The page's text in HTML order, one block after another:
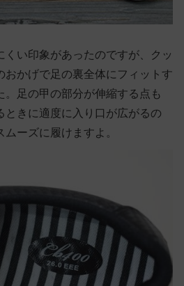
くい印象があったのですが、クッ
おかげで足の裏全体にフィットす
。足の甲の部分が伸縮する点も
ときに適度に入り口が広がるの
ーズに履けますよ。